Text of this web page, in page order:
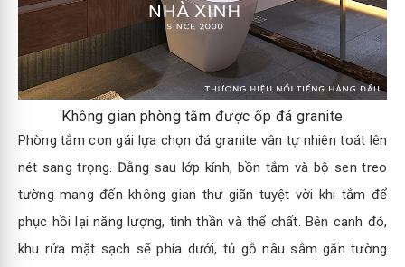
Không gian phòng tắm được ốp đá granite
Phòng tắm con gái lựa chọn đá granite vân tự nhiên toát lên
nét sang trọng. Đằng sau lớp kính, bồn tắm và bộ sen treo
tường mang đến không gian thư giãn tuyệt vời khi tắm để
phục hồi lại năng lượng, tinh thần và thể chất. Bên cạnh đó,
khu rửa mặt sạch sẽ phía dưới, tủ gỗ nâu sẫm gắn tường